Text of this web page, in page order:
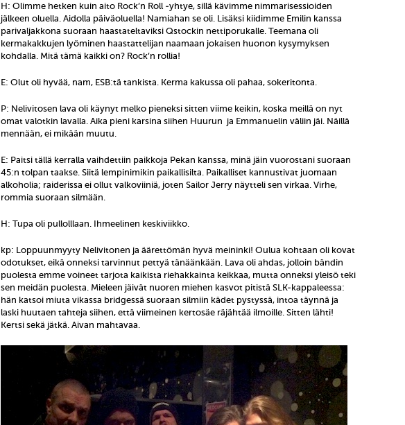
H: Olimme hetken kuin aito Rock’n Roll -yhtye, sillä kävimme nimmarisessioiden
jälkeen oluella. Aidolla päiväoluella! Namiahan se oli. Lisäksi kiidimme Emilin kanssa
parivaljakkona suoraan haastateltaviksi Qstockin nettiporukalle. Teemana oli
kermakakkujen lyöminen haastattelijan naamaan jokaisen huonon kysymyksen
kohdalla. Mitä tämä kaikki on? Rock’n rollia!
E: Olut oli hyvää, nam, ESB:tä tankista. Kerma kakussa oli pahaa, sokeritonta.
P: Nelivitosen lava oli käynyt melko pieneksi sitten viime keikin, koska meillä on nyt
omat valotkin lavalla. Aika pieni karsina siihen Huurun ja Emmanuelin väliin jäi. Näillä
mennään, ei mikään muutu.
E: Paitsi tällä kerralla vaihdettiin paikkoja Pekan kanssa, minä jäin vuorostani suoraan
45:n tolpan taakse. Siitä lempinimikin paikallisilta. Paikalliset kannustivat juomaan
alkoholia; raiderissa ei ollut valkoviiniä, joten Sailor Jerry näytteli sen virkaa. Virhe,
rommia suoraan silmään.
H: Tupa oli pullolllaan. Ihmeelinen keskiviikko.
kp: Loppuunmyyty Nelivitonen ja äärettömän hyvä meininki! Oulua kohtaan oli kovat
odotukset, eikä onneksi tarvinnut pettyä tänäänkään. Lava oli ahdas, jolloin bändin
puolesta emme voineet tarjota kaikista riehakkainta keikkaa, mutta onneksi yleisö teki
sen meidän puolesta. Mieleen jäivät nuoren miehen kasvot pitistä SLK-kappaleessa:
hän katsoi miuta vikassa bridgessä suoraan silmiin kädet pystyssä, intoa täynnä ja
laski huutaen tahteja siihen, että viimeinen kertosäe räjähtää ilmoille. Sitten lähti!
Kertsi sekä jätkä. Aivan mahtavaa.